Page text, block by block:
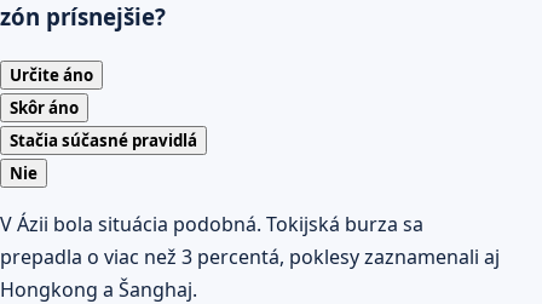
zón prísnejšie?
Určite áno
Skôr áno
Stačia súčasné pravidlá
Nie
V Ázii bola situácia podobná. Tokijská burza sa
prepadla o viac než 3 percentá, poklesy zaznamenali aj
Hongkong a Šanghaj.